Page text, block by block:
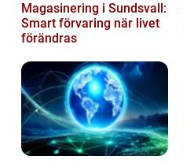
Magasinering i Sundsvall:
Smart förvaring när livet
förändras